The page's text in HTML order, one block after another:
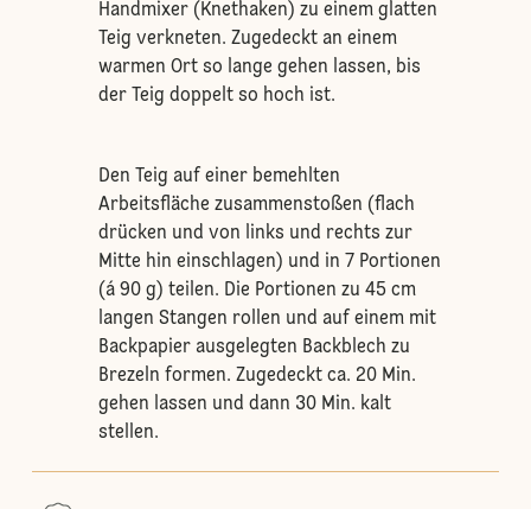
Handmixer (Knethaken) zu einem glatten
Teig verkneten. Zugedeckt an einem
warmen Ort so lange gehen lassen, bis
der Teig doppelt so hoch ist.
Den Teig auf einer bemehlten
Arbeitsfläche zusammenstoßen (flach
drücken und von links und rechts zur
Mitte hin einschlagen) und in 7 Portionen
(á 90 g) teilen. Die Portionen zu 45 cm
langen Stangen rollen und auf einem mit
Backpapier ausgelegten Backblech zu
Brezeln formen. Zugedeckt ca. 20 Min.
gehen lassen und dann 30 Min. kalt
stellen.